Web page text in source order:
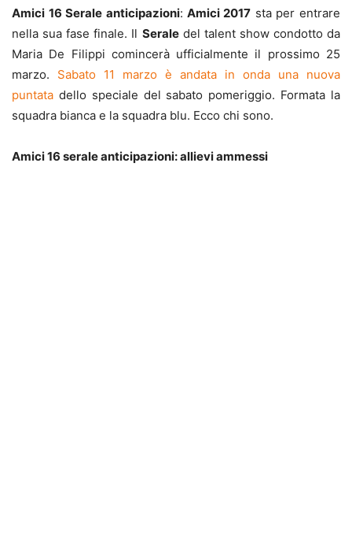
Amici 16 Serale anticipazioni: Amici 2017 sta per entrare
nella sua fase finale. Il Seraledel talent show condotto da
Maria De Filippi comincerà ufficialmente il prossimo 25
marzo. Sabato 11 marzo è andata in onda una nuova
puntata dello speciale del sabato pomeriggio. Formata la
squadra bianca e la squadra blu. Ecco chi sono.
Amici 16 serale anticipazioni: allievi ammessi